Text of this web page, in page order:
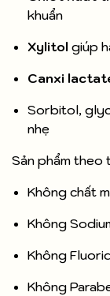
khuẩn
Xylitol giúp
Canxi
Sorbitol,
nhẹ
Sản phẩm theo
Không chất
Không
Không
Không